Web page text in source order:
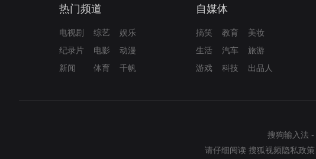
热门频道
电视剧 综艺
娱乐
纪录片
电影
动漫
新闻
体育 千帆
自媒体
搞笑 教育
美妆
生活
汽车
旅游
游戏
科技 出品人
搜狗输入法 -
请仔细阅读 搜狐视频隐私政策